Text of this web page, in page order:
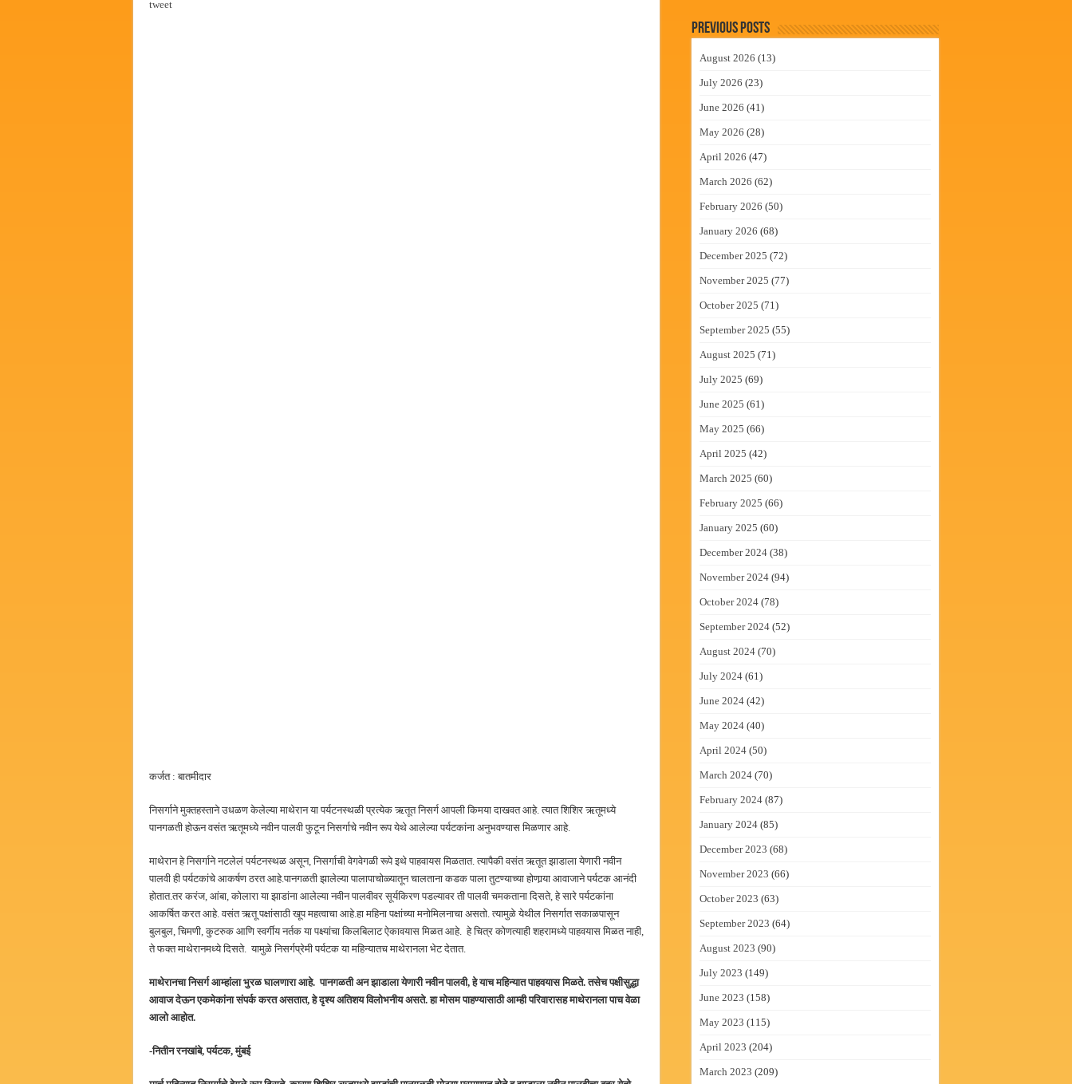
tweet
कर्जत : बातमीदार
निसर्गाने मुक्तहस्ताने उधळण केलेल्या माथेरान या पर्यटनस्थळी प्रत्येक ऋतूत निसर्ग आपली किमया दाखवत आहे. त्यात शिशिर ऋतूमध्ये
पानगळती होऊन वसंत ऋतूमध्ये नवीन पालवी फुटून निसर्गाचे नवीन रूप येथे आलेल्या पर्यटकांना अनुभवण्यास मिळणार आहे.
माथेरान हे निसर्गाने नटलेलं पर्यटनस्थळ असून, निसर्गाची वेगवेगळी रूपे इथे पाहवायस मिळतात. त्यापैकी वसंत ऋतूत झाडाला येणारी नवीन
पालवी ही पर्यटकांचे आकर्षण ठरत आहे.पानगळती झालेल्या पालापाचोळ्यातून चालताना कडक पाला तुटण्याच्या होणार्‍या आवाजाने पर्यटक आनंदी
होतात.तर करंज, आंबा, कोलारा या झाडांना आलेल्या नवीन पालवीवर सूर्यकिरण पडल्यावर ती पालवी चमकताना दिसते, हे सारे पर्यटकांना
आकर्षित करत आहे. वसंत ऋतू पक्षांसाठी खूप महत्वाचा आहे.हा महिना पक्षांच्या मनोमिलनाचा असतो. त्यामुळे येथील निसर्गात सकाळपासून
बुलबुल, चिमणी, कुटरुक आणि स्वर्गीय नर्तक या पक्ष्यांचा किलबिलाट ऐकावयास मिळत आहे. हे चित्र कोणत्याही शहरामध्ये पाहवयास मिळत नाही,
ते फक्त माथेरानमध्ये दिसते. यामुळे निसर्गप्रेमी पर्यटक या महिन्यातच माथेरानला भेट देतात.
माथेरानचा निसर्ग आम्हांला भुरळ घालणारा आहे. पानगळती अन झाडाला येणारी नवीन पालवी, हे याच महिन्यात पाहवयास मिळते. तसेच पक्षीसुद्धा
आवाज देऊन एकमेकांना संपर्क करत असतात, हे दृश्य अतिशय विलोभनीय असते. हा मोसम पाहण्यासाठी आम्ही परिवारासह माथेरानला पाच वेळा
आलो आहोत.
-नितीन रनखांबे, पर्यटक, मुंबई
Previous Posts
August 2026 (13)
July 2026 (23)
June 2026 (41)
May 2026 (28)
April 2026 (47)
March 2026 (62)
February 2026 (50)
January 2026 (68)
December 2025 (72)
November 2025 (77)
October 2025 (71)
September 2025 (55)
August 2025 (71)
July 2025 (69)
June 2025 (61)
May 2025 (66)
April 2025 (42)
March 2025 (60)
February 2025 (66)
January 2025 (60)
December 2024 (38)
November 2024 (94)
October 2024 (78)
September 2024 (52)
August 2024 (70)
July 2024 (61)
June 2024 (42)
May 2024 (40)
April 2024 (50)
March 2024 (70)
February 2024 (87)
January 2024 (85)
December 2023 (68)
November 2023 (66)
October 2023 (63)
September 2023 (64)
August 2023 (90)
July 2023 (149)
June 2023 (158)
May 2023 (115)
April 2023 (204)
March 2023 (209)